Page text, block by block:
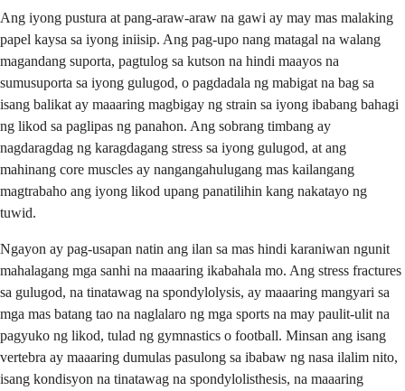
Ang iyong pustura at pang-araw-araw na gawi ay may mas malaking
papel kaysa sa iyong iniisip. Ang pag-upo nang matagal na walang
magandang suporta, pagtulog sa kutson na hindi maayos na
sumusuporta sa iyong gulugod, o pagdadala ng mabigat na bag sa
isang balikat ay maaaring magbigay ng strain sa iyong ibabang bahagi
ng likod sa paglipas ng panahon. Ang sobrang timbang ay
nagdaragdag ng karagdagang stress sa iyong gulugod, at ang
mahinang core muscles ay nangangahulugang mas kailangang
magtrabaho ang iyong likod upang panatilihin kang nakatayo ng
tuwid.
Ngayon ay pag-usapan natin ang ilan sa mas hindi karaniwan ngunit
mahalagang mga sanhi na maaaring ikabahala mo. Ang stress fractures
sa gulugod, na tinatawag na spondylolysis, ay maaaring mangyari sa
mga mas batang tao na naglalaro ng mga sports na may paulit-ulit na
pagyuko ng likod, tulad ng gymnastics o football. Minsan ang isang
vertebra ay maaaring dumulas pasulong sa ibabaw ng nasa ilalim nito,
isang kondisyon na tinatawag na spondylolisthesis, na maaaring